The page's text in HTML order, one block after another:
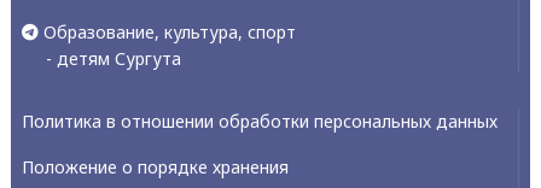
Образование, культура, спорт
- детям Сургута
Политика в отношении обработки персональных данных
Положение о порядке хранения